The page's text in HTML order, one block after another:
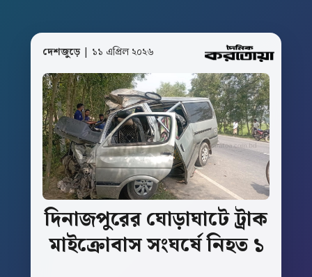
দেশজুড়ে| ১১ এপ্রিল ২০২৬
দিনাজপুরেরঘোড়াঘাটেট্রাক
মাইক্রোবাসসংঘর্ষেনিহত ১